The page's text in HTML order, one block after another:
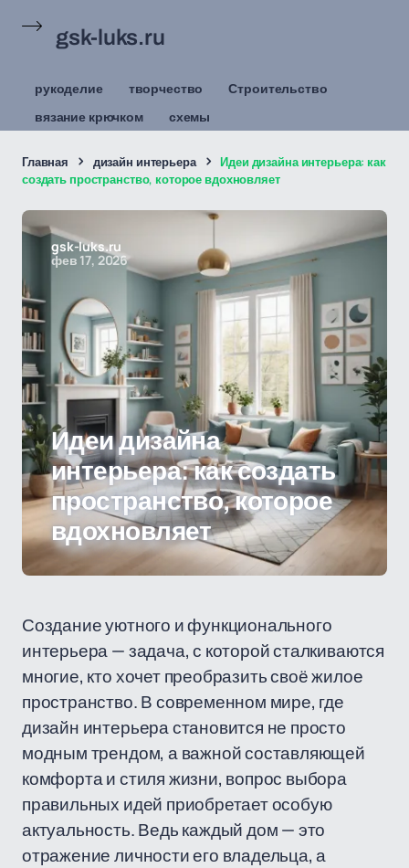
gsk-luks.ru
рукоделие творчество
Строительство
вязание крючком
схемы
Главная дизайн интерьера
Идеи дизайна интерьера: как
создать пространство, которое вдохновляет
gsk-luks.ru
фев 17, 2026
Идеи дизайна
интерьера: как создать
пространство, которое
вдохновляет
Создание уютного и функционального
интерьера — задача, с которой сталкиваются
многие, кто хочет преобразить своё жилое
пространство. В современном мире, где
дизайн интерьера становится не просто
модным трендом, а важной составляющей
комфорта и стиля жизни, вопрос выбора
правильных идей приобретает особую
актуальность. Ведь каждый дом — это
отражение личности его владельца, а